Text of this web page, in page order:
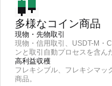
多様なコイン商品
現物・先物取引
現物・信用取引、USDT-M・
ンと取引自動プロセスを含ん
高利益収穫
フレキシブル、フレキシマッ
商品。